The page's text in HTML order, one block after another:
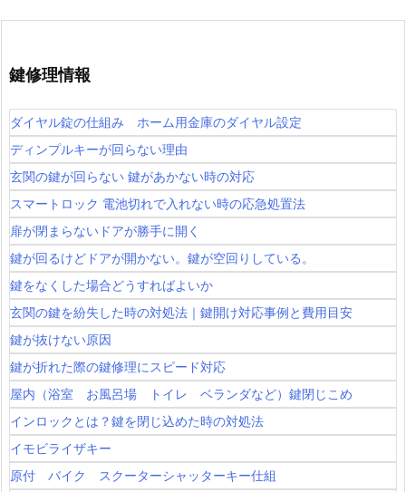
鍵修理情報
ダイヤル錠の仕組み ホーム用金庫のダイヤル設定
ディンプルキーが回らない理由
玄関の鍵が回らない 鍵があかない時の対応
スマートロック 電池切れで入れない時の応急処置法
扉が閉まらないドアが勝手に開く
鍵が回るけどドアが開かない。鍵が空回りしている。
鍵をなくした場合どうすればよいか
玄関の鍵を紛失した時の対処法｜鍵開け対応事例と費用目安
鍵が抜けない原因
鍵が折れた際の鍵修理にスピード対応
屋内（浴室 お風呂場 トイレ ベランダなど）鍵閉じこめ
インロックとは？鍵を閉じ込めた時の対処法
イモビライザキー
原付 バイク スクーターシャッターキー仕組